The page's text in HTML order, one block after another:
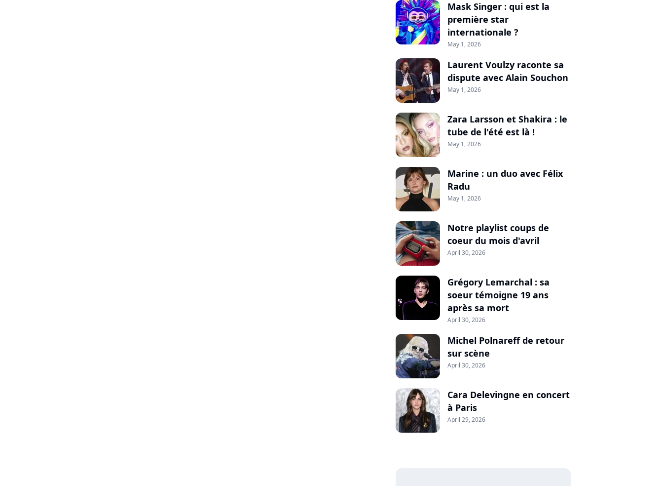
Mask Singer : qui est la
première star
internationale ?
May 1, 2026
Laurent Voulzy raconte sa
dispute avec Alain Souchon
May 1, 2026
Zara Larsson et Shakira : le
tube de l'été est là !
May 1, 2026
Marine : un duo avec Félix
Radu
May 1, 2026
Notre playlist coups de
coeur du mois d'avril
April 30, 2026
Grégory Lemarchal : sa
soeur témoigne 19 ans
après sa mort
April 30, 2026
Michel Polnareff de retour
sur scène
April 30, 2026
Cara Delevingne en concert
à Paris
April 29, 2026